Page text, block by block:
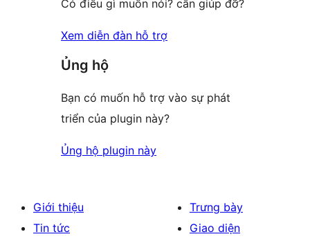
Có điều gì muốn nói? cần giúp đỡ?
Xem diễn đàn hỗ trợ
Ủng hộ
Bạn có muốn hỗ trợ vào sự phát
triển của plugin này?
Ủng hộ plugin này
Giới thiệu
Tin tức
Trưng bày
Giao diện